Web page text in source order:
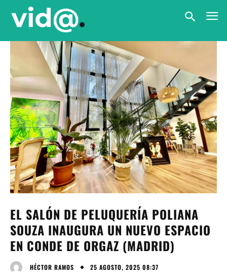
EL SALÓN DE PELUQUERÍA POLIANA
SOUZA INAUGURA UN NUEVO ESPACIO
EN CONDE DE ORGAZ (MADRID)
HÉCTOR RAMOS 25 AGOSTO, 2025 08:37